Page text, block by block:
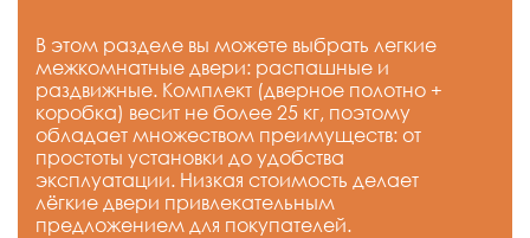
В этом разделе вы можете выбрать легкие
межкомнатные двери: распашные и
раздвижные. Комплект (дверное полотно +
коробка) весит не более 25 кг, поэтому
обладает множеством преимуществ: от
простоты установки до удобства
эксплуатации. Низкая стоимость делает
лёгкие двери привлекательным
предложением для покупателей.